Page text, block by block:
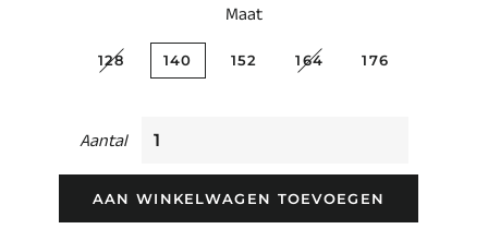
Maat
128 140 152 164 176
Aantal
AAN WINKELWAGEN TOEVOEGEN